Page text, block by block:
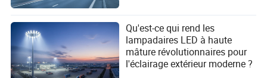
Qu'est-ce qui rend les
lampadaires LED à haute
mâture révolutionnaires pour
l'éclairage extérieur moderne ?